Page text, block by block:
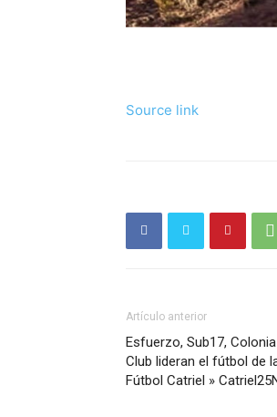
Source link
Artículo anterior
Esfuerzo, Sub17,
Club lideran el fútbol de
Fútbol Catriel »